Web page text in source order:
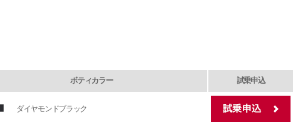
ボティカラー 試乗申込
ダイヤモンドブラック